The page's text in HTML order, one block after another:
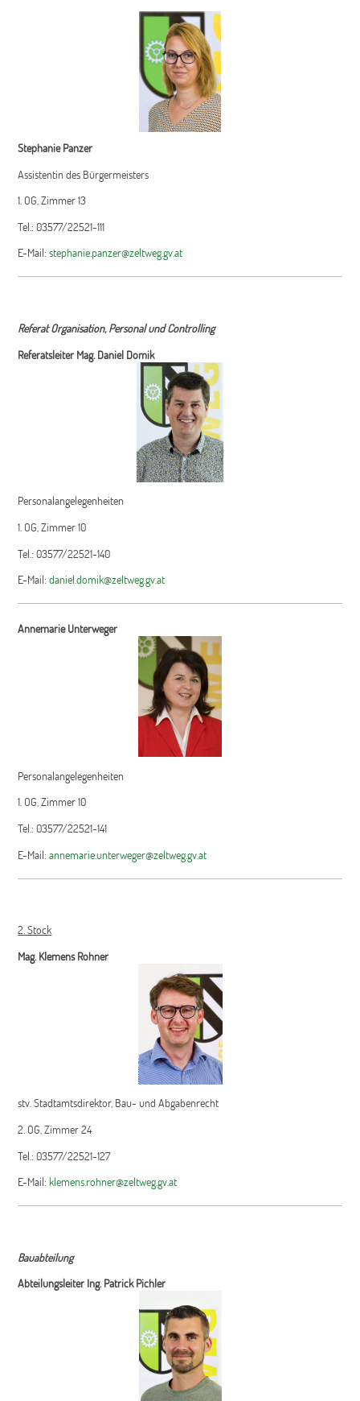
Stephanie Panzer
Assistentin des Bürgermeisters
1. OG, Zimmer 13
Tel.: 03577/22521-111
E-Mail:stephanie.panzer@zeltweg.gv.at
Referat Organisation, Personal und Controlling
Referatsleiter Mag. Daniel Domik
Personalangelegenheiten
1. OG, Zimmer 10
Tel.: 03577/22521-140
E-Mail:daniel.domik@zeltweg.gv.at
Annemarie Unterweger
Personalangelegenheiten
1. OG, Zimmer 10
Tel.: 03577/22521-141
E-Mail:annemarie.unterweger@zeltweg.gv.at
2. Stock
Mag. Klemens Rohner
stv. Stadtamtsdirektor, Bau- und Abgabenrecht
2. OG, Zimmer 24
Tel.: 03577/22521-127
E-Mail:klemens.rohner@zeltweg.gv.at
Bauabteilung
Abteilungsleiter Ing. Patrick Pichler